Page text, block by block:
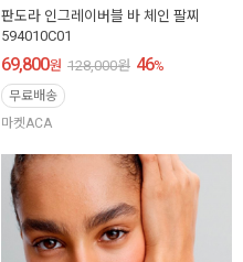
판도라 인그레이버블 바 체인 팔찌
594010C01
69,800원 128,000원 46%
무료배송
마켓ACA